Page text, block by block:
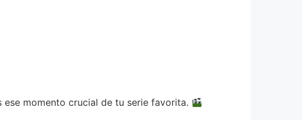
momento crucial de tu serie favorita.